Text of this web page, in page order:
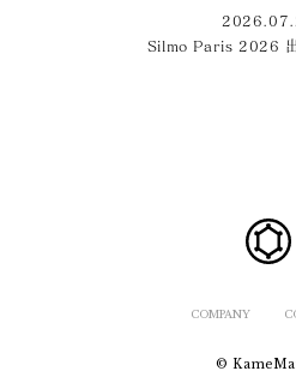
Silmo Paris 2026
COMPANY
©